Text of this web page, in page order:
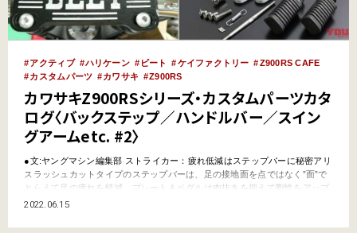
アクティブ ハリケーン ビート ケイファクトリー
Z900RS CAFE
カスタムパーツ
カワサキ Z900RS
カワサキZ900RSシリーズ・カスタムパーツカタ
ログ〈バックステップ／ハンドルバー／スイン
グアームetc. #2〉
●文:ヤングマシン編集部 ストライカー：疲れ低減はステップバーに秘密アリ
スラッシュカットタイプのステップバーは、足の接地面を点ではなく”面”で
とらえて足の疲れを軽減。プレート＆ペダルは肉抜きを抑えて剛性をアップ
し、転倒時の損傷を最小限に抑える設計だ。上方20/30mm／後方20/30mmの
ングアームなど、Gストライカー製品に…
2022.06.15